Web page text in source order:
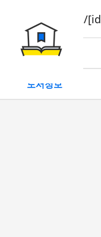
book/rent/
대여
도서정보